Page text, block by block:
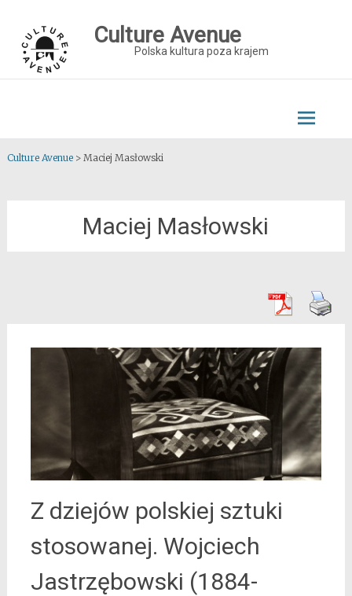
content
Culture Avenue
Polska kultura poza krajem
Culture Avenue> Maciej Masłowski
Maciej Masłowski
Z dziejów polskiej sztuki
stosowanej. Wojciech
Jastrzębowski (1884-